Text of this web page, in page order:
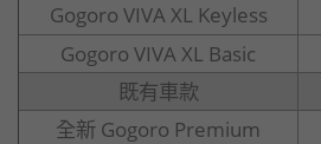
Gogoro VIVA XL Keyless
Gogoro VIVA XL Basic
既有車款
全新 Gogoro Premium